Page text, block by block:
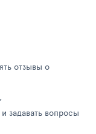
отзывы о
задавать вопросы